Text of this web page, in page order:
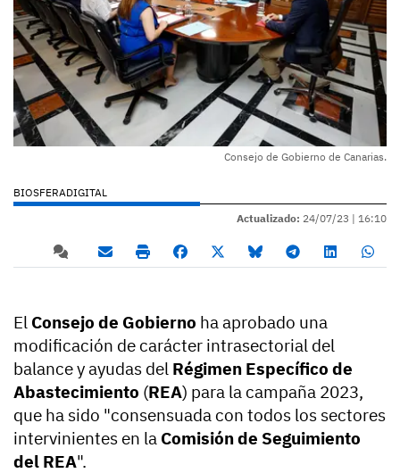
Consejo de Gobierno de Canarias.
BIOSFERADIGITAL
Actualizado: 24/07/23 | 16:10
El Consejo de Gobierno ha aprobado una
modificación de carácter intrasectorial del
balance y ayudas del Régimen Específico de
Abastecimiento (REA) para la campaña 2023,
que ha sido "consensuada con todos los sectores
intervinientes en la Comisión de Seguimiento
del REA".